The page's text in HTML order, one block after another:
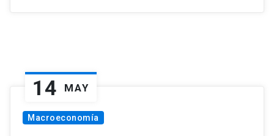
14 MAY
Macroeconomía